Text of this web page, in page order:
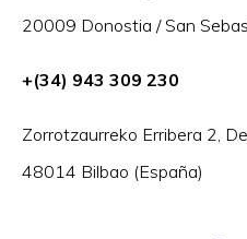
20009 Donostia / San
+(34) 943 309 230
Zorrotzaurreko Erribera 2,
48014 Bilbao (España)